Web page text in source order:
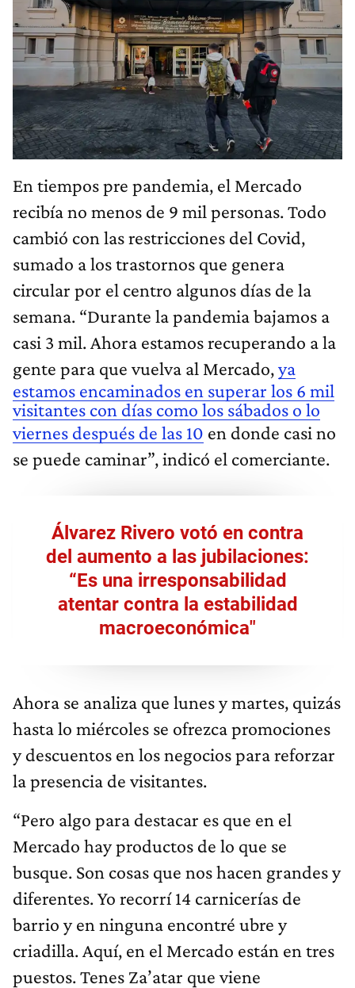
En tiempos pre pandemia, el Mercado
recibía no menos de 9 mil personas. Todo
cambió con las restricciones del Covid,
sumado a los trastornos que genera
circular por el centro algunos días de la
semana. “Durante la pandemia bajamos a
casi 3 mil. Ahora estamos recuperando a la
gente para que vuelva al Mercado,ya
estamos encaminados en superar los 6 mil
visitantes con días como los sábados o lo
viernes después de las 10 en donde casi no
se puede caminar”, indicó el comerciante.
Álvarez Rivero votó en contra
del aumento a las jubilaciones:
“Es una irresponsabilidad
atentar contra la estabilidad
macroeconómica"
Ahora se analiza que lunes y martes, quizás
hasta lo miércoles se ofrezca promociones
y descuentos en los negocios para reforzar
la presencia de visitantes.
“Pero algo para destacar es que en el
Mercado hay productos de lo que se
busque. Son cosas que nos hacen grandes y
diferentes. Yo recorrí 14 carnicerías de
barrio y en ninguna encontré ubre y
criadilla. Aquí, en el Mercado están en tres
puestos. Tenes Za’atar que viene